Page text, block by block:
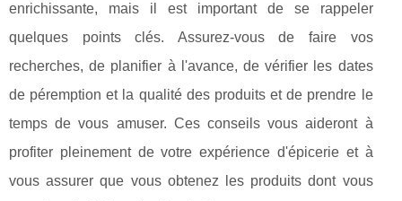
enrichissante, mais il est important de se rappeler
quelques points clés. Assurez-vous de faire vos
recherches, de planifier à l'avance, de vérifier les dates
de péremption et la qualité des produits et de prendre le
temps de vous amuser. Ces conseils vous aideront à
profiter pleinement de votre expérience d'épicerie et à
vous assurer que vous obtenez les produits dont vous